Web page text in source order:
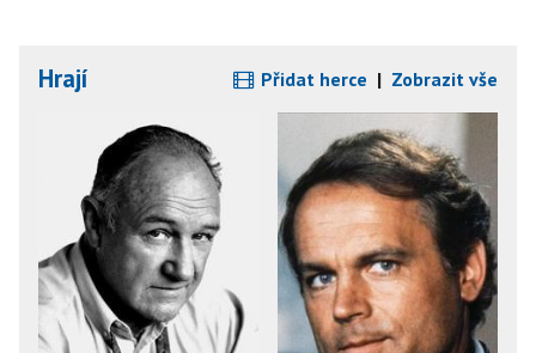
Hrají Přidat herce | Zobrazit vše